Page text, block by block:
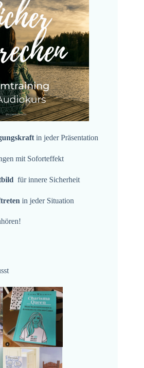
in jeder Präsentation
mit Soforteffekt
für innere Sicherheit
in jeder Situation